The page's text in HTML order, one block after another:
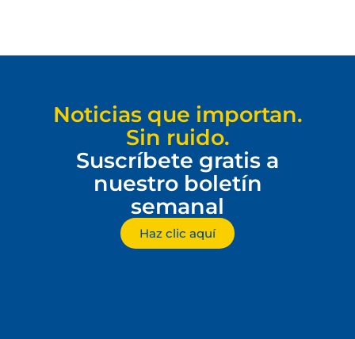
Noticias que importan.
Sin ruido.
Suscríbete gratis a
nuestro boletín
semanal
Haz clic aquí